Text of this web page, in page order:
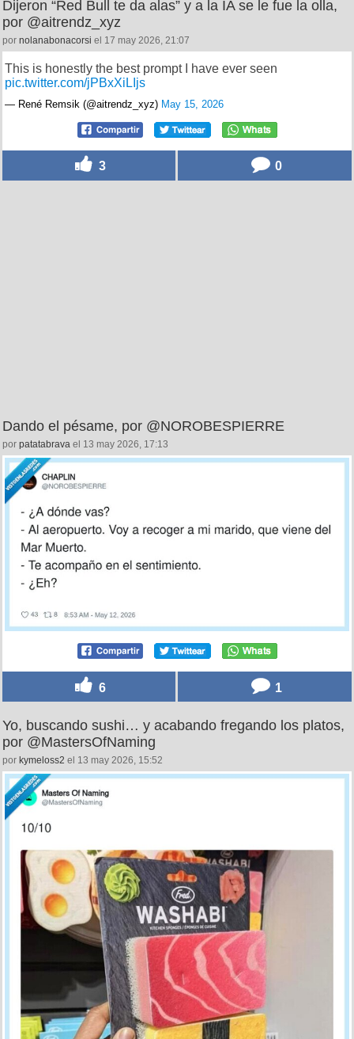
Dijeron “Red Bull te da alas” y a la IA se le fue la olla,
por @aitrendz_xyz
por nolanabonacorsi el 17 may 2026, 21:07
This is honestly the best prompt I have ever seen
pic.twitter.com/jPBxXiLIjs
— René Remsik (@aitrendz_xyz) May 15, 2026
3 0
Dando el pésame, por @NOROBESPIERRE
por patatabrava el 13 may 2026, 17:13
6 1
Yo, buscando sushi… y acabando fregando los platos,
por @MastersOfNaming
por kymeloss2 el 13 may 2026, 15:52